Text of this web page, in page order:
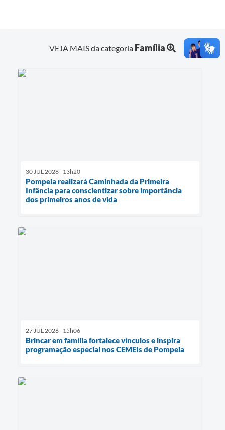
VEJA MAIS da categoria Família
30 JUL 2026 - 13h20
Pompeia realizará Caminhada da Primeira
Infância para conscientizar sobre importância
dos primeiros anos de vida
27 JUL 2026 - 15h06
Brincar em família fortalece vínculos e inspira
programação especial nos CEMEIs de Pompeia